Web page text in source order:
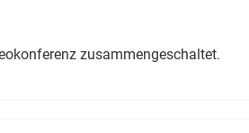
zusammengeschaltet.